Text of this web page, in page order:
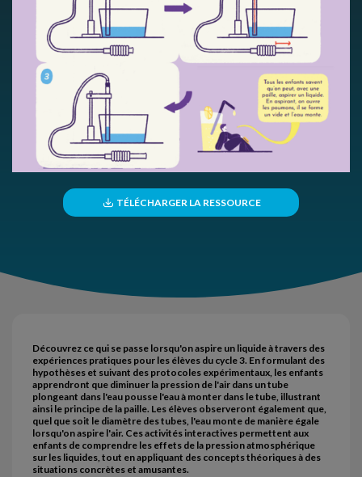
TÉLÉCHARGER LA RESSOURCE
Découvrez ce qui se passe lorsqu'on aspire un liquide à travers des
expériences pratiques pour les élèves du cycle 3. En formulant des
hypothèses et suivant des protocoles expérimentaux, les enfants
apprendront que diminuer la pression de l'air dans un tube
plongeant dans l'eau pousse l'eau à monter dans le tube, illustrant
ainsi le principe de la paille. Les élèves observeront également que,
quel que soit le diamètre des tubes, l'eau monte de manière égale
lorsqu'on aspire l'air. Ces activités interactives permettent aux
enfants de comprendre les effets de la pression atmosphérique
sur les liquides, tout en appliquant des concepts théoriques à des
situations concrètes et amusantes.